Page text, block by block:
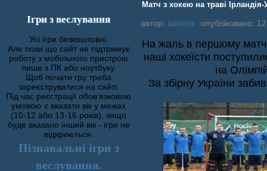
Ігри з веслування
Усі ігри безкоштовні.
Але поки що сайт не підтримує
роботу з мобільного пристрою
лише з ПК або ноутбуку.
Щоб почати гру треба
зареєструватися на сайті.
Під час реєстрації обов'язковою
умовою є вказати вік у межах
(10-12 або 13-16 років), якщо
буде вказано інший вік - ігри не
відкриються.
Пізнавальні ігри з
веслування.
Матч з хокею на траві
автор: adminx опубліковано:
На жаль в першому
наші хокеїсти
на
За збірну України